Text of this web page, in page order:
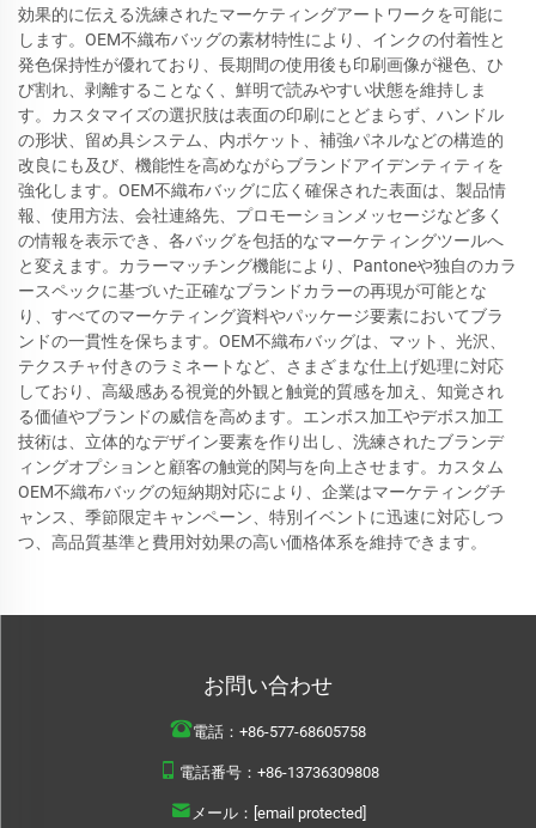
効果的に伝える洗練されたマーケティングアートワークを可能に
します。OEM不織布バッグの素材特性により、インクの付着性と
発色保持性が優れており、長期間の使用後も印刷画像が褪色、ひ
び割れ、剥離することなく、鮮明で読みやすい状態を維持しま
す。カスタマイズの選択肢は表面の印刷にとどまらず、ハンドル
の形状、留め具システム、内ポケット、補強パネルなどの構造的
改良にも及び、機能性を高めながらブランドアイデンティティを
強化します。OEM不織布バッグに広く確保された表面は、製品情
報、使用方法、会社連絡先、プロモーションメッセージなど多く
の情報を表示でき、各バッグを包括的なマーケティングツールへ
と変えます。カラーマッチング機能により、Pantoneや独自のカラ
ースペックに基づいた正確なブランドカラーの再現が可能とな
り、すべてのマーケティング資料やパッケージ要素においてブラ
ンドの一貫性を保ちます。OEM不織布バッグは、マット、光沢、
テクスチャ付きのラミネートなど、さまざまな仕上げ処理に対応
しており、高級感ある視覚的外観と触覚的質感を加え、知覚され
る価値やブランドの威信を高めます。エンボス加工やデボス加工
技術は、立体的なデザイン要素を作り出し、洗練されたブランデ
ィングオプションと顧客の触覚的関与を向上させます。カスタム
OEM不織布バッグの短納期対応により、企業はマーケティングチ
ャンス、季節限定キャンペーン、特別イベントに迅速に対応しつ
つ、高品質基準と費用対効果の高い価格体系を維持できます。
お問い合わせ
電話： +86-577-68605758
電話番号： +86-13736309808
メール： [email protected]